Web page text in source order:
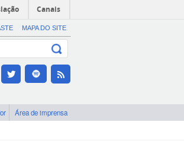
Canais
MAPA DO SITE
Área de imprensa